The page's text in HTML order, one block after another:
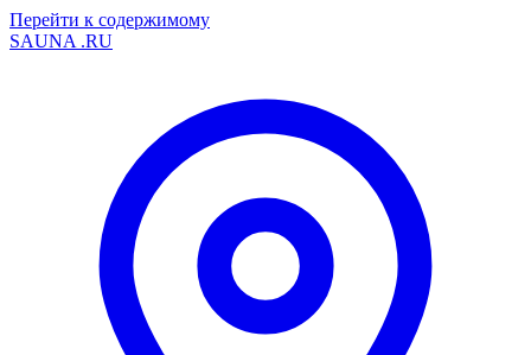
Перейти к содержимому
SAUNA .RU